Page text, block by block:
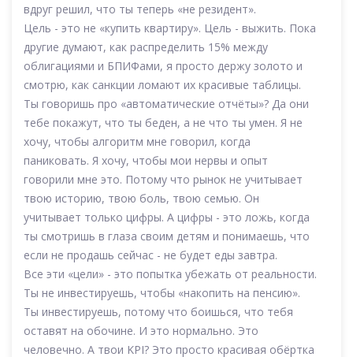
вдруг решил, что ты теперь «не резидент».
Цель - это не «купить квартиру». Цель - выжить. Пока
другие думают, как распределить 15% между
облигациями и БПИФами, я просто держу золото и
смотрю, как санкции ломают их красивые таблицы.
Ты говоришь про «автоматические отчёты»? Да они
тебе покажут, что ты беден, а не что ты умен. Я не
хочу, чтобы алгоритм мне говорил, когда
паниковать. Я хочу, чтобы мои нервы и опыт
говорили мне это. Потому что рынок не учитывает
твою историю, твою боль, твою семью. Он
учитывает только цифры. А цифры - это ложь, когда
ты смотришь в глаза своим детям и понимаешь, что
если не продашь сейчас - не будет еды завтра.
Все эти «цели» - это попытка убежать от реальности.
Ты не инвестируешь, чтобы «накопить на пенсию».
Ты инвестируешь, потому что боишься, что тебя
оставят на обочине. И это нормально. Это
человечно. А твои KPI? Это просто красивая обёртка